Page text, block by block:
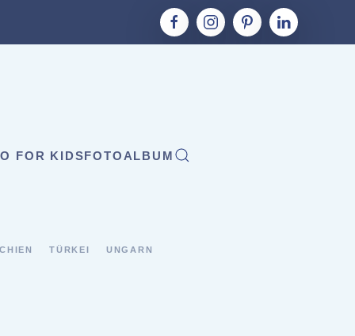
FOR KIDSFOTOALBUM
TÜRKEI UNGARN